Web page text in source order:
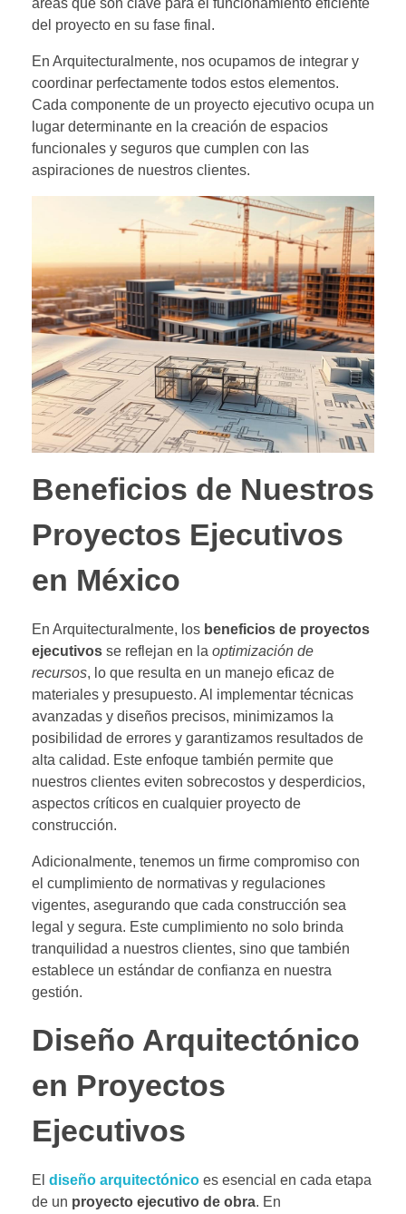
del proyecto en su fase final.
En Arquitecturalmente, nos ocupamos de integrar y
coordinar perfectamente todos estos elementos.
Cada componente de un proyecto ejecutivo ocupa un
lugar determinante en la creación de espacios
funcionales y seguros que cumplen con las
aspiraciones de nuestros clientes.
Beneficios de Nuestros
Proyectos Ejecutivos
en México
En Arquitecturalmente, los beneficios de proyectos
ejecutivos se reflejan en la optimización de
recursos, lo que resulta en un manejo eficaz de
materiales y presupuesto. Al implementar técnicas
avanzadas y diseños precisos, minimizamos la
posibilidad de errores y garantizamos resultados de
alta calidad. Este enfoque también permite que
nuestros clientes eviten sobrecostos y desperdicios,
aspectos críticos en cualquier proyecto de
construcción.
Adicionalmente, tenemos un firme compromiso con
el cumplimiento de normativas y regulaciones
vigentes, asegurando que cada construcción sea
legal y segura. Este cumplimiento no solo brinda
tranquilidad a nuestros clientes, sino que también
establece un estándar de confianza en nuestra
gestión.
Diseño Arquitectónico
en Proyectos
Ejecutivos
El diseño arquitectónico es esencial en cada etapa
de un proyecto ejecutivo de obra. En